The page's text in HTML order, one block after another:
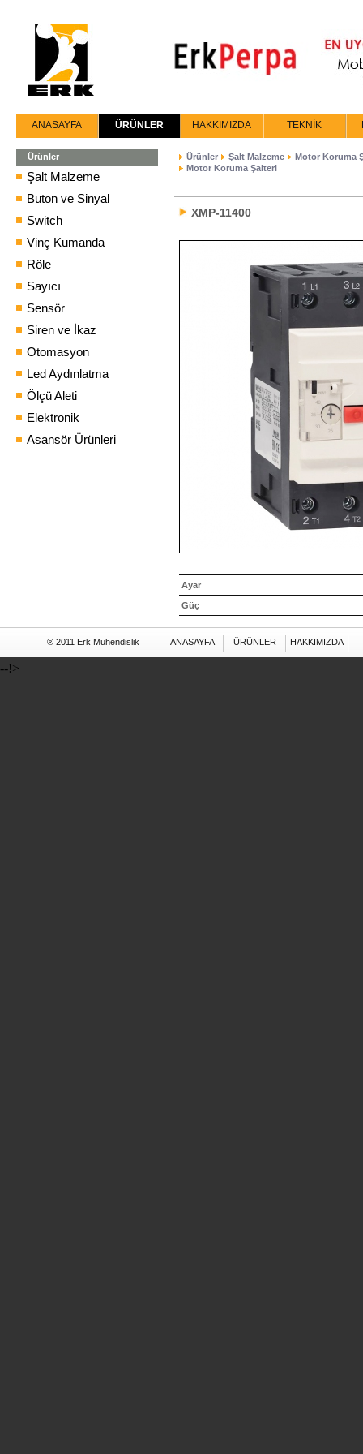
ANASAYFA ÜRÜNLER HAKKIMIZDA TEKNİK
Ürünler
Şalt Malzeme
Buton ve Sinyal
Switch
Vinç Kumanda
Röle
Sayıcı
Sensör
Siren ve İkaz
Otomasyon
Led Aydınlatma
Ölçü Aleti
Elektronik
Asansör Ürünleri
Ürünler Şalt Malzeme
Motor Koruma
Motor Koruma Şalteri
XMP-11400
Ayar
Güç
HAKKIMIZDA
ÜRÜNLER
ANASAYFA
® 2011 Erk Mühendislik
--!>